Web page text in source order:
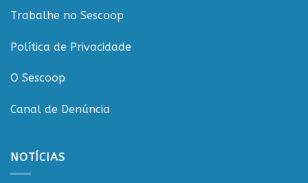
Trabalhe no Sescoop
Política de Privacidade
O Sescoop
Canal de Denúncia
NOTÍCIAS